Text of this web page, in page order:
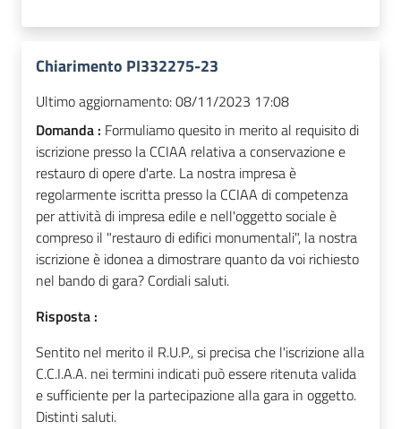
Chiarimento PI332275-23
Ultimo aggiornamento:08/11/2023 17:08
Domanda : Formuliamo quesito in merito al requisito di
iscrizione presso la CCIAA relativa a conservazione e
restauro di opere d'arte. La nostra impresa è
regolarmente iscritta presso la CCIAA di competenza
per attività di impresa edile e nell'oggetto sociale è
compreso il "restauro di edifici monumentali", la nostra
iscrizione è idonea a dimostrare quanto da voi richiesto
nel bando di gara? Cordiali saluti.
Risposta :
Sentito nel merito il R.U.P., si precisa che l'iscrizione alla
C.C.I.A.A. nei termini indicati può essere ritenuta valida
e sufficiente per la partecipazione alla gara in oggetto.
Distinti saluti.